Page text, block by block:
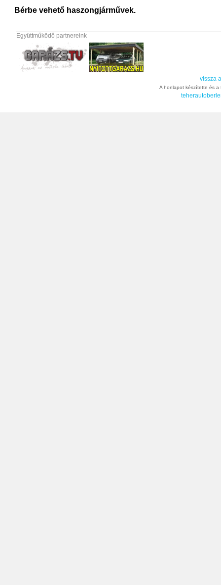
Bérbe vehető haszongjárművek.
Együttműködő partnereink
vissza
A honlapot készítette és